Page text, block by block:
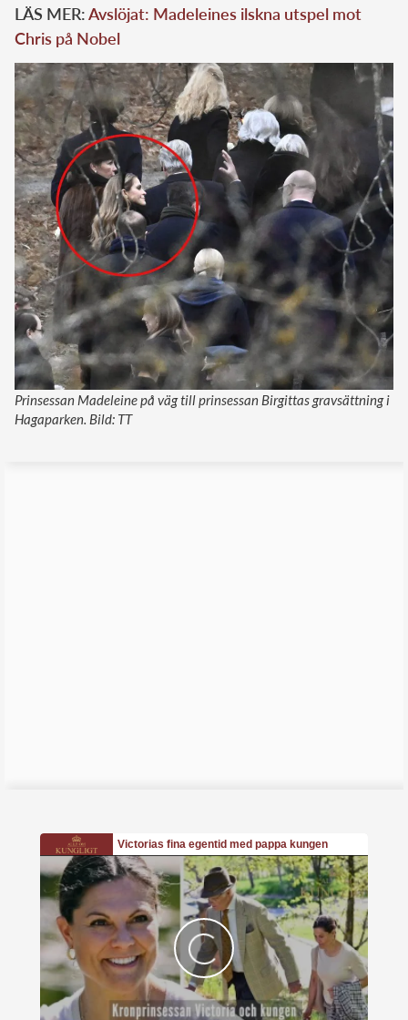
LÄS MER:Avslöjat: Madeleines ilskna utspel mot
Chris på Nobel
Prinsessan Madeleine på väg till prinsessan Birgittas gravsättning i
Hagaparken. Bild: TT